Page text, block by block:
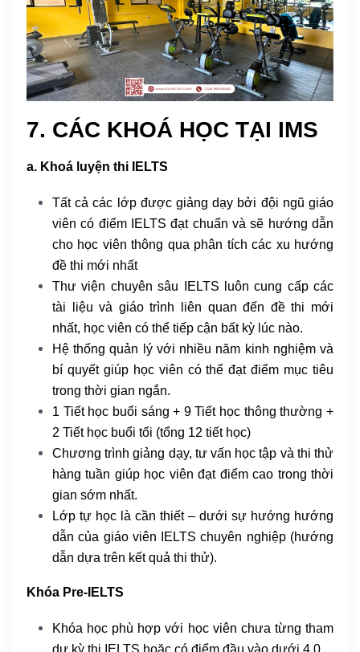
7. CÁC KHOÁ HỌC TẠI IMS
a. Khoá luyện thi IELTS
Tất cả các lớp được giảng dạy bởi đội ngũ giáo
viên có điểm IELTS đạt chuẩn và sẽ hướng dẫn
cho học viên thông qua phân tích các xu hướng
đề thi mới nhất
Thư viện chuyên sâu IELTS luôn cung cấp các
tài liệu và giáo trình liên quan đến đề thi mới
nhất, học viên có thể tiếp cận bất kỳ lúc nào.
Hệ thống quản lý với nhiều năm kinh nghiệm và
bí quyết giúp học viên có thể đạt điểm mục tiêu
trong thời gian ngắn.
1 Tiết học buổi sáng + 9 Tiết học thông thường +
2 Tiết học buổi tối (tổng 12 tiết học)
Chương trình giảng dạy, tư vấn học tập và thi thử
hàng tuần giúp học viên đạt điểm cao trong thời
gian sớm nhất.
Lớp tự học là cần thiết – dưới sự hướng hướng
dẫn của giáo viên IELTS chuyên nghiệp (hướng
dẫn dựa trên kết quả thi thử).
Khóa Pre-IELTS
Khóa học phù hợp với học viên chưa từng tham